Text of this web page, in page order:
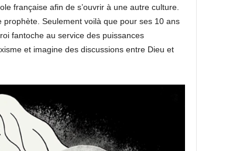
française afin de s’ouvrir à une autre culture.
Seulement voilà que pour ses 10 ans
fantoche au service des puissances
et imagine des discussions entre Dieu et